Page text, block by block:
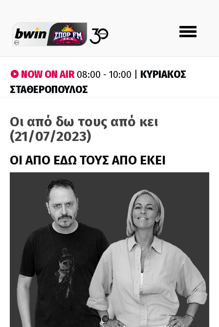
Toggle
navigation
NOW ON AIR08:00 - 10:00 | ΚΥΡΙΑΚΟΣ
ΣΤΑΘΕΡΟΠΟΥΛΟΣ
Οι από δω τους από κει
(21/07/2023)
ΟΙ ΑΠΟ ΕΔΩ ΤΟΥΣ ΑΠΟ ΕΚΕΙ